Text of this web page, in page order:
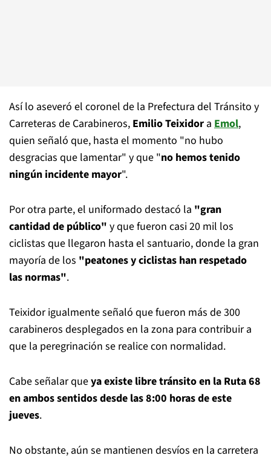
Así lo aseveró el coronel de la Prefectura del Tránsito y
Carreteras de Carabineros, Emilio Teixidor a Emol,
quien señaló que, hasta el momento "no hubo
desgracias que lamentar" y que "no hemos tenido
ningún incidente mayor".
Por otra parte, el uniformado destacó la "gran
cantidad de público" y que fueron casi 20 mil los
ciclistas que llegaron hasta el santuario, donde la gran
mayoría de los "peatones y ciclistas han respetado
las normas".
Teixidor igualmente señaló que fueron más de 300
carabineros desplegados en la zona para contribuir a
que la peregrinación se realice con normalidad.
Cabe señalar queya existe libre tránsito en la Ruta 68
en ambos sentidos desde las 8:00 horas de este
jueves.
No obstante, aún se mantienen desvíos en la carretera